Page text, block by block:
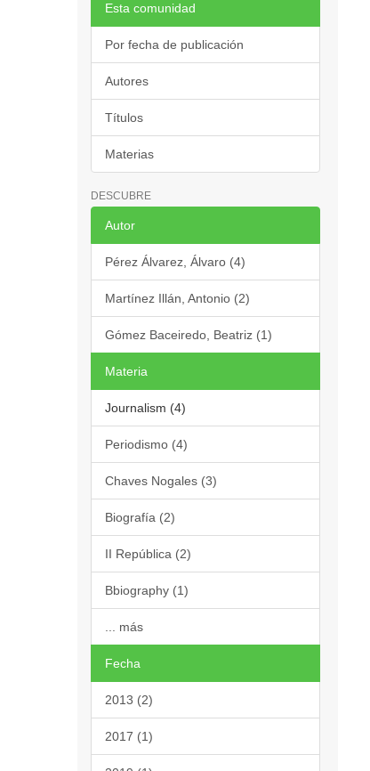
Esta comunidad
Por fecha de publicación
Autores
Títulos
Materias
DESCUBRE
Autor
Pérez Álvarez, Álvaro (4)
Martínez Illán, Antonio (2)
Gómez Baceiredo, Beatriz (1)
Materia
Journalism (4)
Periodismo (4)
Chaves Nogales (3)
Biografía (2)
II República (2)
Bbiography (1)
... más
Fecha
2013 (2)
2017 (1)